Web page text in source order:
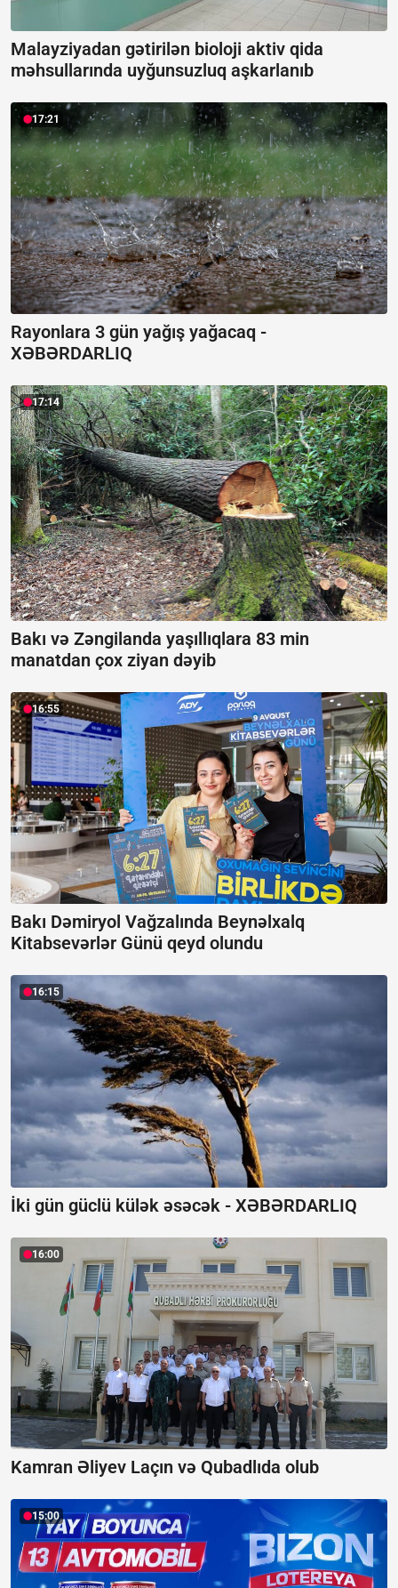
Malayziyadan gətirilən bioloji aktiv qida
məhsullarında uyğunsuzluq aşkarlanıb
17:21
Rayonlara 3 gün yağış yağacaq -
XƏBƏRDARLIQ
17:14
Bakı və Zəngilanda yaşıllıqlara 83 min
manatdan çox ziyan dəyib
16:55
Bakı Dəmiryol Vağzalında Beynəlxalq
Kitabsevərlər Günü qeyd olundu
16:15
İki gün güclü külək əsəcək - XƏBƏRDARLIQ
16:00
Kamran Əliyev Laçın və Qubadlıda olub
15:00